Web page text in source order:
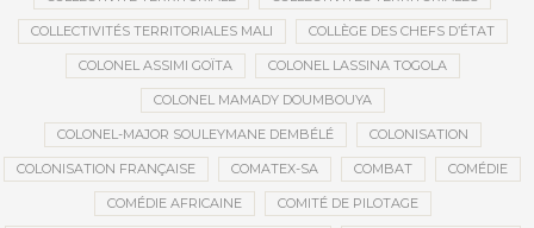
COLLECTIVITÉS TERRITORIALES MALI COLLÈGE DES CHEFS D’ÉTAT
COLONEL ASSIMI GOÏTA COLONEL LASSINA TOGOLA
COLONEL MAMADY DOUMBOUYA
COLONEL-MAJOR SOULEYMANE DEMBÉLÉ COLONISATION
COLONISATION FRANÇAISE COMATEX-SA COMBAT COMÉDIE
COMÉDIE AFRICAINE COMITÉ DE PILOTAGE